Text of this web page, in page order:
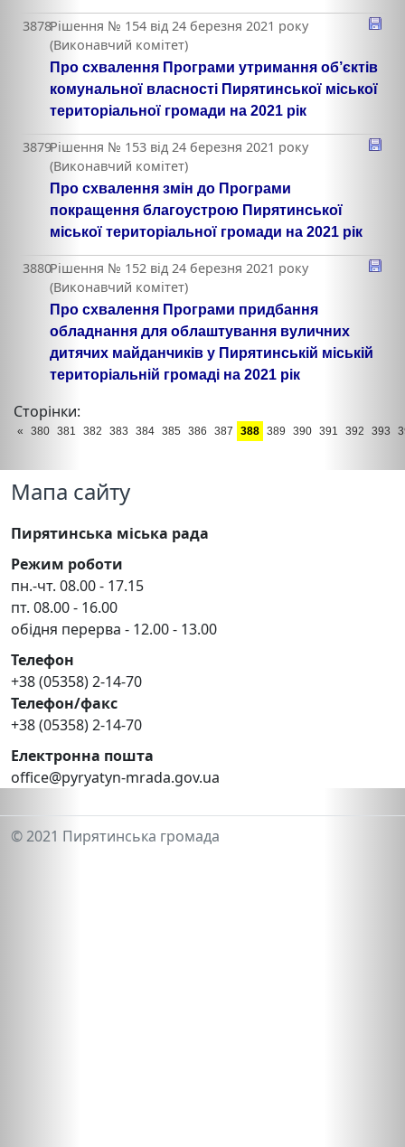
3878Рішення № 154 від 24 березня 2021 року
(Виконавчий комітет)
Про схвалення Програми утримання об’єктів
комунальної власності Пирятинської міської
територіальної громади на 2021 рік
3879Рішення № 153 від 24 березня 2021 року
(Виконавчий комітет)
Про схвалення змін до Програми
покращення благоустрою Пирятинської
міської територіальної громади на 2021 рік
3880Рішення № 152 від 24 березня 2021 року
(Виконавчий комітет)
Про схвалення Програми придбання
обладнання для облаштування вуличних
дитячих майданчиків у Пирятинській міській
територіальній громаді на 2021 рік
Сторінки:
« 380 381 382 383 384 385 386 387 388 389 390 391 392 393
Мапа сайту
Пирятинська міська рада
Режим роботи
пн.-чт. 08.00 - 17.15
пт. 08.00 - 16.00
обідня перерва - 12.00 - 13.00
Телефон
+38 (05358) 2-14-70
Телефон/факс
+38 (05358) 2-14-70
Електронна пошта
office@pyryatyn-mrada.gov.ua
© 2021 Пирятинська громада